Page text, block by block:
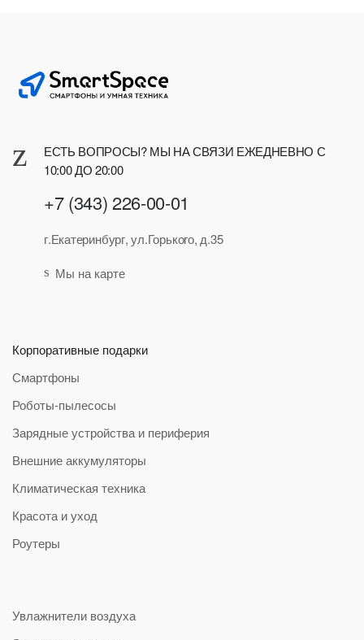
ЕСТЬ ВОПРОСЫ? МЫ НА СВЯЗИ ЕЖЕДНЕВНО С
10:00 ДО 20:00
+7 (343) 226-00-01
г.Екатеринбург, ул.Горького, д.35
Мы на карте
Корпоративные подарки
Смартфоны
Роботы-пылесосы
Зарядные устройства и периферия
Внешние аккумуляторы
Климатическая техника
Красота и уход
Роутеры
Увлажнители воздуха